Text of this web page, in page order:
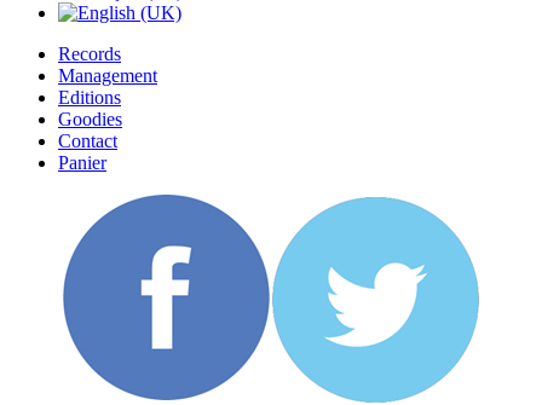
Records
Management
Editions
Goodies
Contact
Panier